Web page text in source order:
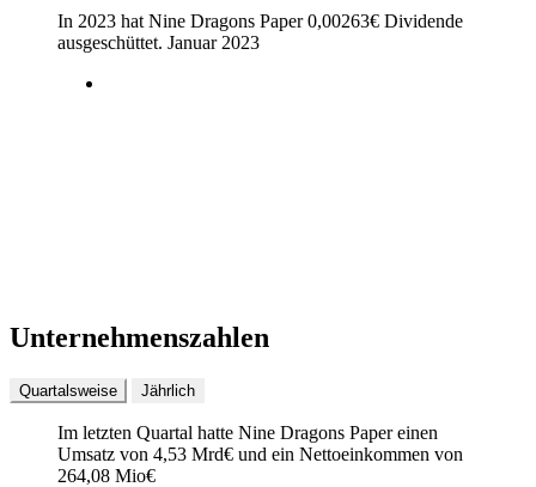
In 2023 hat Nine Dragons Paper0,00263€ Dividende
ausgeschüttet. Januar 2023
Unternehmenszahlen
Quartalsweise Jährlich
Im letzten Quartal hatte Nine Dragons Paper einen
Umsatz von 4,53 Mrd€ und ein Nettoeinkommen von
264,08 Mio€